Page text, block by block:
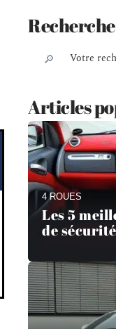
Recherche
Articles
4 ROUES
Les 5
de